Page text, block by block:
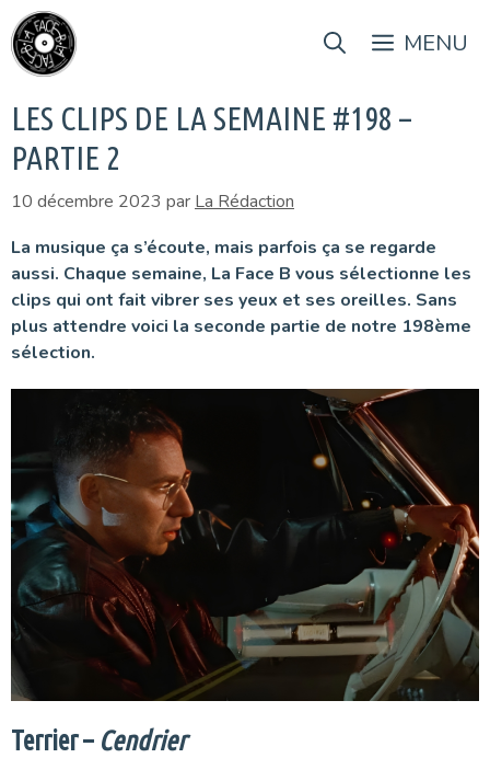
Aller
au
contenu
MENU
LES CLIPS DE LA SEMAINE #198 –
PARTIE 2
10 décembre 2023 par La Rédaction
La musique ça s’écoute, mais parfois ça se regarde
aussi. Chaque semaine, La Face B vous sélectionne les
clips qui ont fait vibrer ses yeux et ses oreilles. Sans
plus attendre voici la seconde partie de notre 198ème
sélection.
Terrier – Cendrier